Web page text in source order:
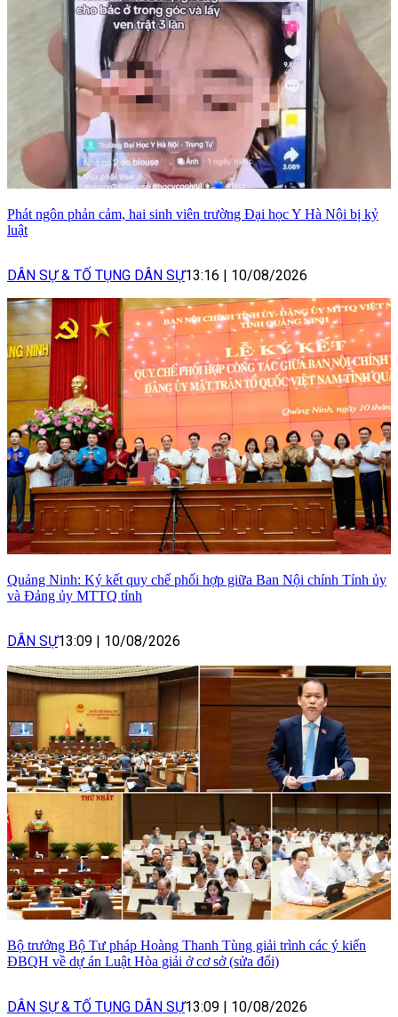
Phát ngôn phản cảm, hai sinh viên trường Đại học Y Hà Nội bị kỷ
luật
DÂN SỰ & TỐ TỤNG DÂN SỰ13:16 | 10/08/2026
Quảng Ninh: Ký kết quy chế phối hợp giữa Ban Nội chính Tỉnh ủy
và Đảng ủy MTTQ tỉnh
DÂN SỰ13:09 | 10/08/2026
Bộ trưởng Bộ Tư pháp Hoàng Thanh Tùng giải trình các ý kiến
ĐBQH về dự án Luật Hòa giải ở cơ sở (sửa đổi)
DÂN SỰ & TỐ TỤNG DÂN SỰ13:09 | 10/08/2026